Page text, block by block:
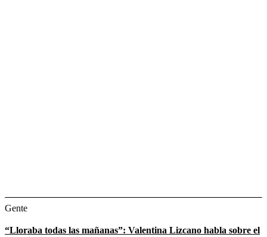
Gente
“Lloraba todas las mañanas”: Valentina Lizcano habla sobre el